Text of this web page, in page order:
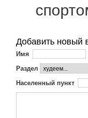
Добавить новый
Имя
Раздел
Населенный пункт